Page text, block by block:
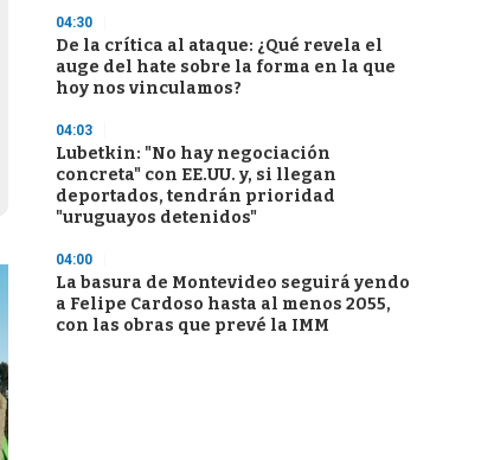
04:30
De la crítica al ataque: ¿Qué revela el
auge del hate sobre la forma en la que
hoy nos vinculamos?
04:03
Lubetkin: "No hay negociación
concreta" con EE.UU. y, si llegan
deportados, tendrán prioridad
"uruguayos detenidos"
04:00
La basura de Montevideo seguirá yendo
a Felipe Cardoso hasta al menos 2055,
con las obras que prevé la IMM